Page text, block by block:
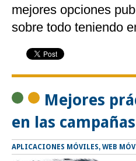
mejores opciones
sobre todo teniendo
Mejores
en las
APLICACIONES MÓVILES, WEB